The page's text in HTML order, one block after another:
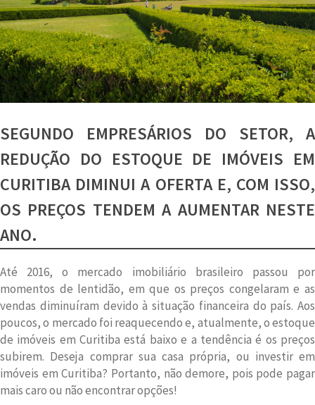
SEGUNDO EMPRESÁRIOS DO SETOR, A
REDUÇÃO DO ESTOQUE DE IMÓVEIS EM
CURITIBA DIMINUI A OFERTA E, COM ISSO,
OS PREÇOS TENDEM A AUMENTAR NESTE
ANO.
Até 2016, o mercado imobiliário brasileiro passou por
momentos de lentidão, em que os preços congelaram e as
vendas diminuíram devido à situação financeira do país. Aos
poucos, o mercado foi reaquecendo e, atualmente, o estoque
de imóveis em Curitiba está baixo e a tendência é os preços
subirem. Deseja comprar sua casa própria, ou investir em
imóveis em Curitiba? Portanto, não demore, pois pode pagar
mais caro ou não encontrar opções!